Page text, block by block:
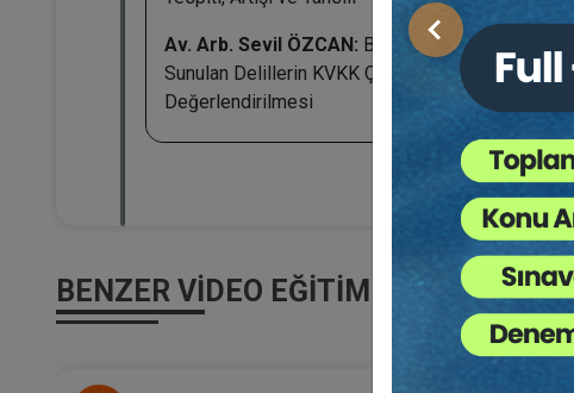
Önceki
Av. Arb. Sevil ÖZCAN: Boşanma Davalarında
Sunulan Delillerin KVKK Çerçevesinde
Değerlendirilmesi
BENZER VIDEO EĞITIMLER